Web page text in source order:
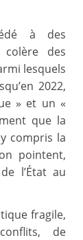
à des
colère des
lesquels
2022,
» et un «
que la
compris la
pointent,
l’État au
fragile,
de